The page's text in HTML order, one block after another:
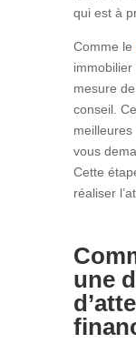
qui est à
Comme le
immobilier
mesure
conseil.
vous
Cette
réaliser
une